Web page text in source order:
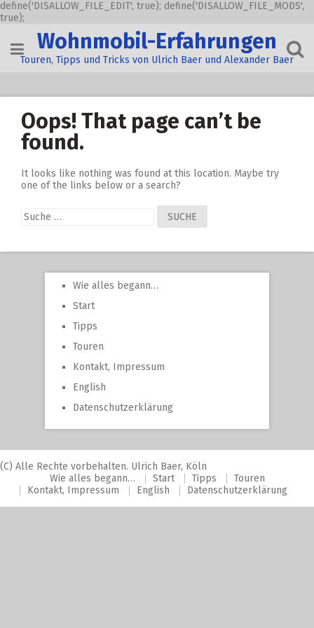
define('DISALLOW_FILE_EDIT', true); define('DISALLOW_FILE_MODS',
true);
content
Wohnmobil-Erfahrungen
Touren, Tipps und Tricks von Ulrich Baer und Alexander Baer
Oops! That page can’t be
found.
It looks like nothing was found at this location. Maybe try
one of the links below or a search?
Suche
nach:
Wie alles begann…
Start
Tipps
Touren
Kontakt, Impressum
English
Datenschutzerklärung
(C) Alle Rechte vorbehalten. Ulrich Baer, Köln
Wie alles begann…
Start Tipps
Touren
Kontakt, Impressum
English Datenschutzerklärung